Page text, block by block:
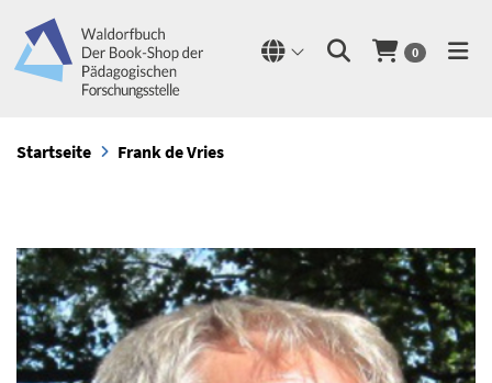
0
Startseite Frank de Vries